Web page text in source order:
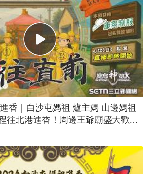
香｜白沙屯媽祖 爐主媽 山邊媽祖
往北港進香！周邊王爺廟盛大歡